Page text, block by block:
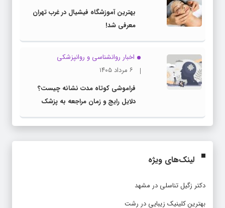
بهترین آموزشگاه فیشیال در غرب تهران
معرفی شد!
اخبار روانشناسی و روانپزشكی
۶ مرداد ۱۴۰۵
فراموشی کوتاه مدت نشانه چیست؟
دلایل رایج و زمان مراجعه به پزشک
لینک‌های ویژه
دکتر زگیل تناسلی در مشهد
بهترین کلینیک زیبایی در رشت